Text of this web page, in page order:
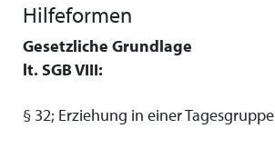
Hilfeformen
Gesetzliche Grundlage
lt. SGB VIII:
§ 32; Erziehung in einer Tagesgruppe